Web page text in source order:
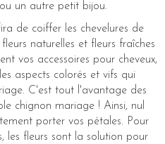
un autre petit bijou.
de coiffer les chevelures de
naturelles et fleurs fraîches
vos accessoires pour cheveux,
aspects colorés et vifs qui
C'est tout l'avantage des
chignon mariage ! Ainsi, nul
porter vos pétales. Pour
les fleurs sont la solution pour